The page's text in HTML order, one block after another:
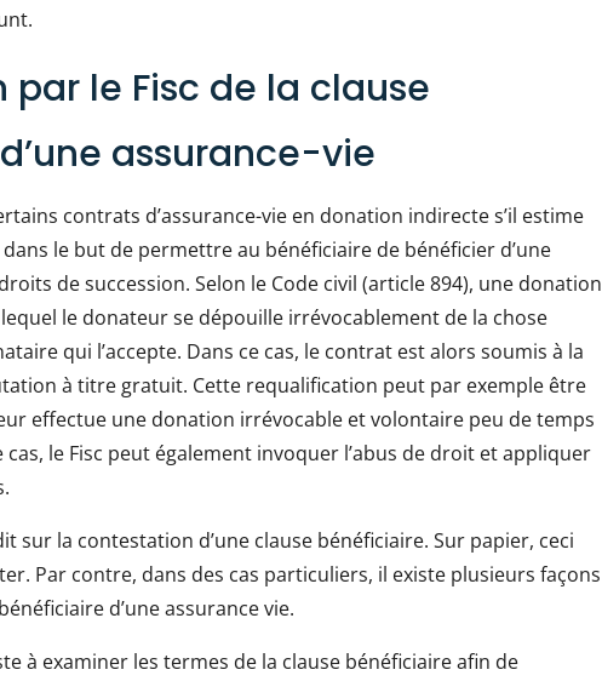
le Fisc de la clause
assurance-vie
contrats d’assurance-vie en donation indirecte s’il estime
le but de permettre au bénéficiaire de bénéficier d’une
de succession. Selon le Code civil (article 894), une donation
le donateur se dépouille irrévocablement de la chose
qui l’accepte. Dans ce cas, le contrat est alors soumis à la
à titre gratuit. Cette requalification peut par exemple être
effectue une donation irrévocable et volontaire peu de temps
cas, le Fisc peut également invoquer l’abus de droit et appliquer
sur la contestation d’une clause bénéficiaire. Sur papier, ceci
Par contre, dans des cas particuliers, il existe plusieurs façons
d’une assurance vie.
à examiner les termes de la clause bénéficiaire afin de